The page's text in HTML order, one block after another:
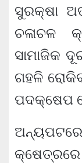
ସୁରକ୍ଷା
ଚଳାଚଳ
ସାମାଜିକ
ଗହଳି
ପଦକ୍ଷେପ